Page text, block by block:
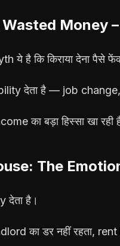
Money
ये है कि किराया देना पैसे
देता है — job
का बड़ा हिस्सा खा रही
The
देता है।
का डर नहीं रहता,